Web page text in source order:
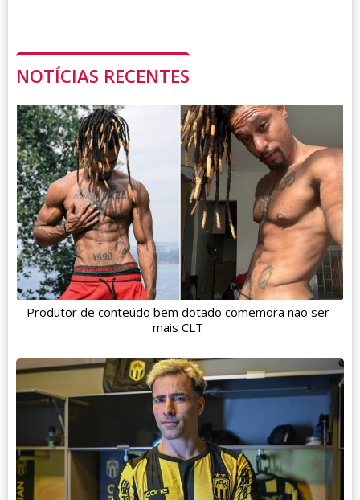
NOTÍCIAS RECENTES
Produtor de conteúdo bem dotado comemora não ser
mais CLT